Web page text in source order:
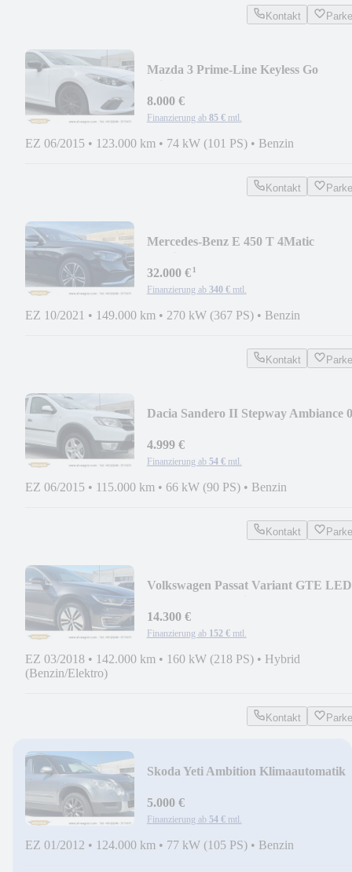
Kontakt
Mazda 3 Prime-Line Keyless Go
8.000 €
Finanzierung ab 85 € mtl.
EZ 06/2015 • 123.000 km • 74 kW (101 PS) • Benzin
Kontakt
Mercedes-Benz E 450 T 4Matic
32.000 €¹
Finanzierung ab 340 € mtl.
EZ 10/2021 • 149.000 km • 270 kW (367 PS) • Benzin
Kontakt
Dacia Sandero II Stepway Ambiance
4.999 €
Finanzierung ab 54 € mtl.
EZ 06/2015 • 115.000 km • 66 kW (90 PS) • Benzin
Kontakt
Volkswagen Passat Variant GTE LED
14.300 €
Finanzierung ab 152 € mtl.
EZ 03/2018 • 142.000 km • 160 kW (218 PS) • Hybrid
(Benzin/Elektro)
Kontakt
Skoda Yeti Ambition Klimaautomatik
5.000 €
Finanzierung ab 54 € mtl.
EZ 01/2012 • 124.000 km • 77 kW (105 PS) • Benzin